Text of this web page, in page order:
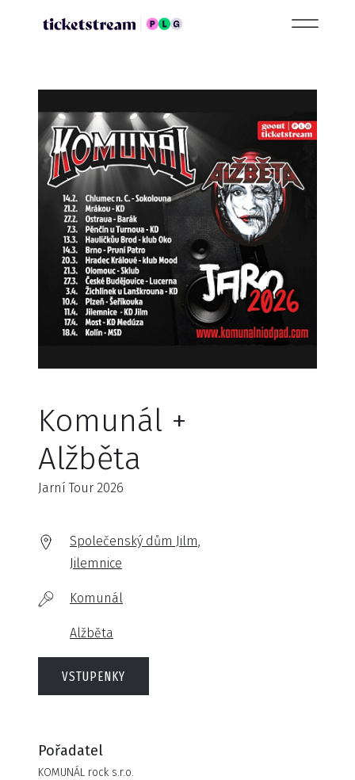
Komunál +
Alžběta
Jarní Tour 2026
Společenský dům Jilm,
Jilemnice
Komunál
Alžběta
VSTUPENKY
Pořadatel
KOMUNÁL rock s.r.o.